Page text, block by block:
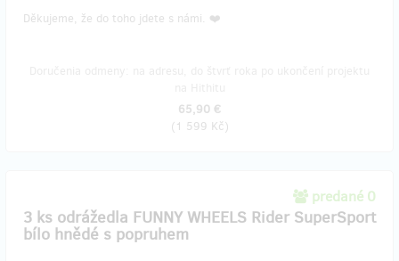
Děkujeme, že do toho jdete s námi. ❤️
65,90 €
(1 599 Kč)
predané 0
3 ks odrážedla FUNNY WHEELS Rider SuperSport
bílo hnědé s popruhem